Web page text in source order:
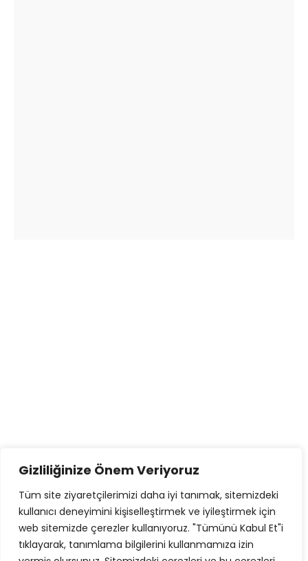
Gizliliğinize Önem Veriyoruz
Tüm site ziyaretçilerimizi daha iyi tanımak, sitemizdeki
kullanıcı deneyimini kişiselleştirmek ve iyileştirmek için
web sitemizde çerezler kullanıyoruz. "Tümünü Kabul Et"i
tıklayarak, tanımlama bilgilerini kullanmamıza izin